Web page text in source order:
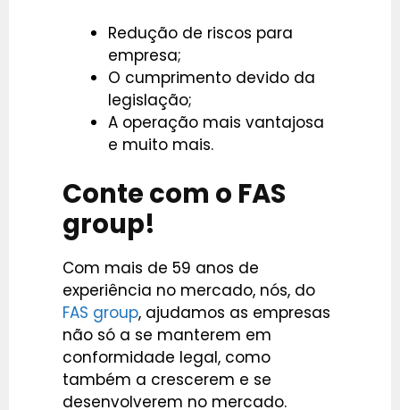
Redução de riscos para
empresa;
O cumprimento devido da
legislação;
A operação mais vantajosa
e muito mais.
Conte com o FAS
group!
Com mais de 59 anos de
experiência no mercado, nós, do
FAS group, ajudamos as empresas
não só a se manterem em
conformidade legal, como
também a crescerem e se
desenvolverem no mercado.